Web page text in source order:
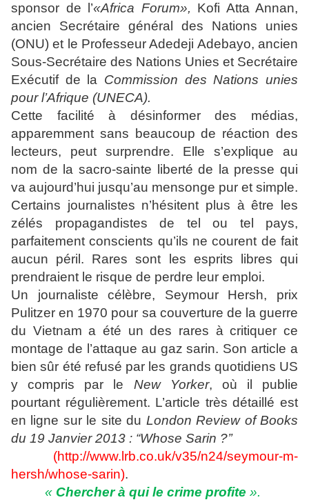
sponsor de l’«Africa Forum», Kofi Atta Annan,
ancien Secrétaire général des Nations unies
(ONU) et le Professeur Adedeji Adebayo, ancien
Sous-Secrétaire des Nations Unies et Secrétaire
Exécutif de la Commission des Nations unies
pour l’Afrique (UNECA).
Cette facilité à désinformer des médias,
apparemment sans beaucoup de réaction des
lecteurs, peut surprendre. Elle s’explique au
nom de la sacro-sainte liberté de la presse qui
va aujourd’hui jusqu’au mensonge pur et simple.
Certains journalistes n’hésitent plus à être les
zélés propagandistes de tel ou tel pays,
parfaitement conscients qu’ils ne courent de fait
aucun péril. Rares sont les esprits libres qui
prendraient le risque de perdre leur emploi.
Un journaliste célèbre, Seymour Hersh, prix
Pulitzer en 1970 pour sa couverture de la guerre
du Vietnam a été un des rares à critiquer ce
montage de l’attaque au gaz sarin. Son article a
bien sûr été refusé par les grands quotidiens US
y compris par le New Yorker, où il publie
pourtant régulièrement. L’article très détaillé est
en ligne sur le site du London Review of Books
du 19 Janvier 2013 : “Whose Sarin ?’’
(http://www.lrb.co.uk/v35/n24/seymour-m-
hersh/whose-sarin).
« Chercher à qui le crime profite ».